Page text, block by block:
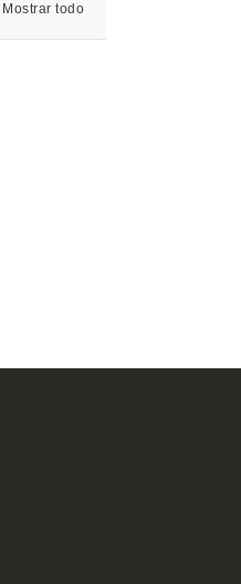
Mostrar todo